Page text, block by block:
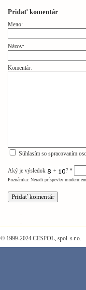
Pridať komentár
Meno:
Názov:
Komentár:
Súhlasím so spracovaním
Aký je výsledok + ? *
Poznámka: Neradi príspevky
© 1999-2024 CESPOL, spol. s r.o.